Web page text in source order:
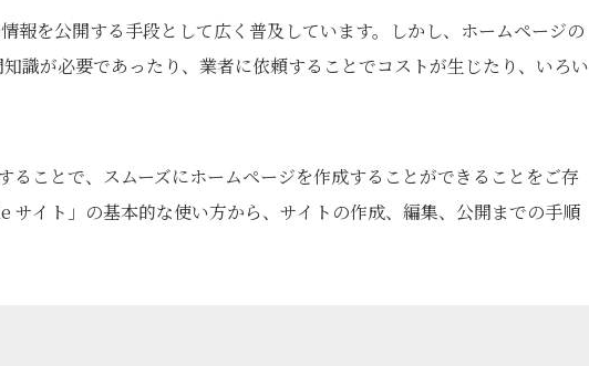
報を公開する手段として広く普及しています。しかし、ホームページの
識が必要であったり、業者に依頼することでコストが生じたり、いろい
ることで、スムーズにホームページを作成することができることをご存
イト」の基本的な使い方から、サイトの作成、編集、公開までの手順